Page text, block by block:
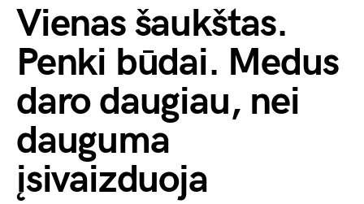
Vienas šaukštas.
Penki būdai. Medus
daro daugiau, nei
dauguma
įsivaizduoja